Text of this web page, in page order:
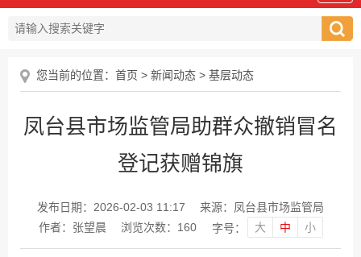
您当前的位置： 首页 > 新闻动态 > 基层动态
凤台县市场监管局助群众撤销冒名
登记获赠锦旗
发布日期：2026-02-03 11:17
来源：凤台县市场监管局
作者：张望晨
浏览次数： 160 字号： 大 中 小